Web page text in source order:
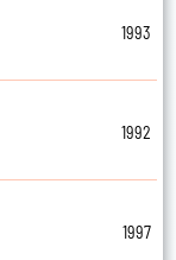
1993
1992
1997